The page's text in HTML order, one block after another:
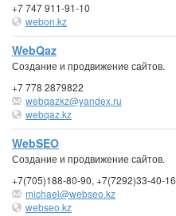
+7 747 911-91-10
webon.kz
WebQaz
Создание и продвижение сайтов.
+7 778 2879822
webqazkz@yandex.ru
webqaz.kz
WebSEO
Создание и продвижение сайтов.
+7(705)188-80-90, +7(7292)33-40-16
michael@webseo.kz
webseo.kz